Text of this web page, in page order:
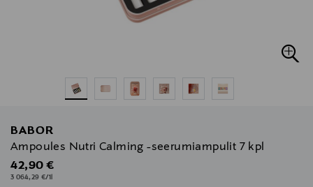
BABOR
Ampoules Nutri Calming -seerumiampulit 7 kpl
Original Price
42,90 €
3 064,29 €/1l